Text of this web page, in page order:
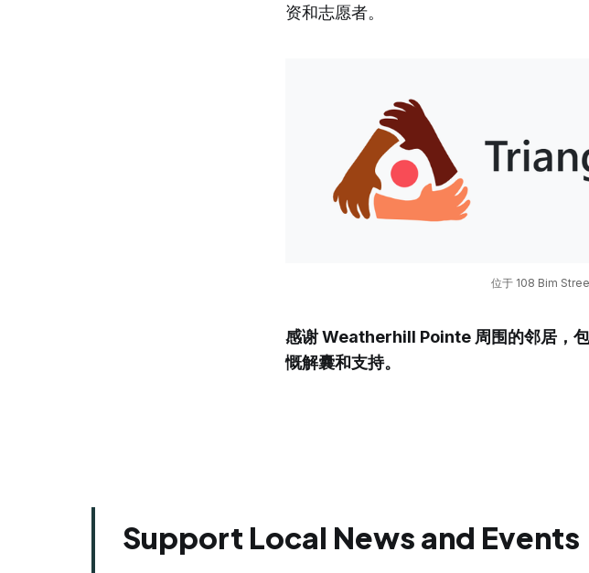
资和志愿者。
位于 108 Bim
感谢 Weatherhill Pointe 周围的邻居，
慨解囊和支持。
Support Local News and Events